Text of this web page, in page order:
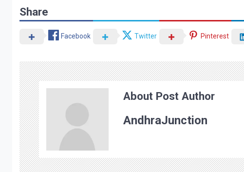
Share
Facebook Twitter Pinterest
About Post Author
AndhraJunction